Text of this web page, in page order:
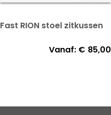
Fast RION stoel zitkussen
Vanaf: € 85,00